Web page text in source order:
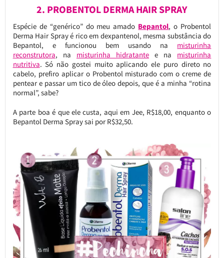
2. PROBENTOL DERMA HAIR SPRAY
Espécie de “genérico” do meu amado Bepantol, o Probentol
Derma Hair Spray é rico em dexpantenol, mesma substância do
Bepantol, e funcionou bem usando na misturinha
reconstrutora, na misturinha hidratante e na misturinha
nutritiva. Só não gostei muito aplicando ele puro direto no
cabelo, prefiro aplicar o Probentol misturado com o creme de
pentear e passar um tico de óleo depois, que é a minha “rotina
normal”, sabe?
A parte boa é que ele custa, aqui em Jee, R$18,00, enquanto o
Bepantol Derma Spray sai por R$32,50.